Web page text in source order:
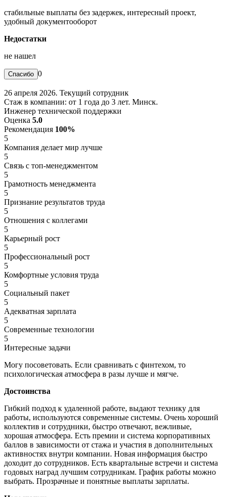
стабильные выплаты без задержек, интересный проект,
удобный документооборот
Недостатки
не нашел
0
26 апреля 2026. Текущий сотрудник
Стаж в компании: от 1 года до 3 лет. Минск.
Инженер технической поддержки
Оценка 5.0
Рекомендация 100%
5
Компания делает мир лучше
5
Связь с топ-менеджментом
5
Грамотность менеджмента
5
Признание результатов труда
5
Отношения с коллегами
5
Карьерный рост
5
Профессиональный рост
5
Комфортные условия труда
5
Социальный пакет
5
Адекватная зарплата
5
Современные технологии
5
Интересные задачи
Могу посоветовать. Если сравнивать с финтехом, то
психологическая атмосфера в разы лучше и мягче.
Достоинства
Гибкий подход к удаленной работе, выдают технику для
работы, используются современные системы. Очень хороший
коллектив и сотрудники, быстро отвечают, вежливые,
хорошая атмосфера. Есть премии и система корпоративных
баллов в зависимости от стажа и участия в дополнительных
активностях внутри компании. Новая информация быстро
доходит до сотрудников. Есть квартальные встречи и система
годовых наград лучшим сотрудникам. График работы можно
выбрать. Прозрачные и понятные выплаты зарплаты.